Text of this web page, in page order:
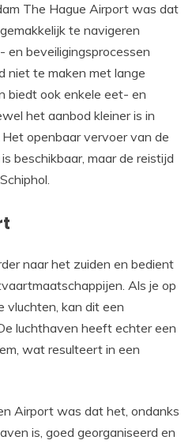
The Hague Airport was dat
te navigeren
en beveiligingsprocessen
niet te maken met lange
biedt ook enkele eet- en
het aanbod kleiner is in
openbaar vervoer van de
beschikbaar, maar de reistijd
naar het zuiden en bedient
Als je op
vluchten, kan dit een
luchthaven heeft echter een
wat resulteert in een
Airport was dat het, ondanks
is, goed georganiseerd en